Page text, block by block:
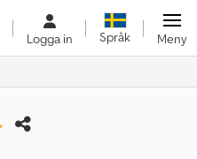
Logga in Språk Meny